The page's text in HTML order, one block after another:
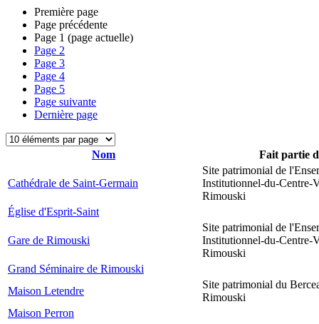
Première page
Page précédente
Page 1 (page actuelle)
Page 2
Page 3
Page 4
Page 5
Page suivante
Dernière page
Nom Fait partie
Cathédrale de Saint-Germain
Site patrimonial de
Institutionnel-du-Centre-
Rimouski
Église d'Esprit-Saint
Gare de Rimouski
Site patrimonial de
Institutionnel-du-Centre-
Rimouski
Grand Séminaire de Rimouski
Maison Letendre
Site patrimonial du
Rimouski
Maison Perron